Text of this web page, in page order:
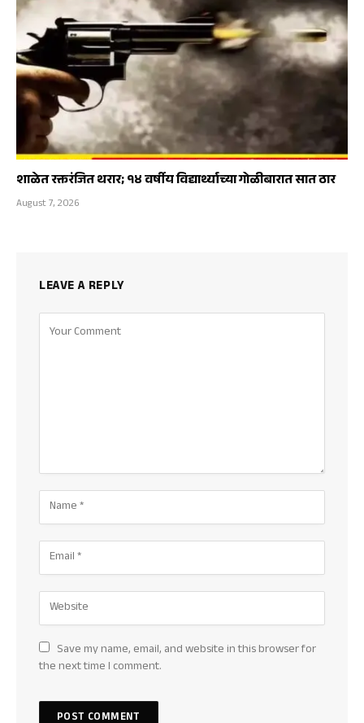
शाळेत रक्तरंजित थरार; १४ वर्षीय विद्यार्थ्याच्या गोळीबारात सात ठार
August 7, 2026
LEAVE A REPLY
Save my name, email, and website in this browser for
the next time I comment.